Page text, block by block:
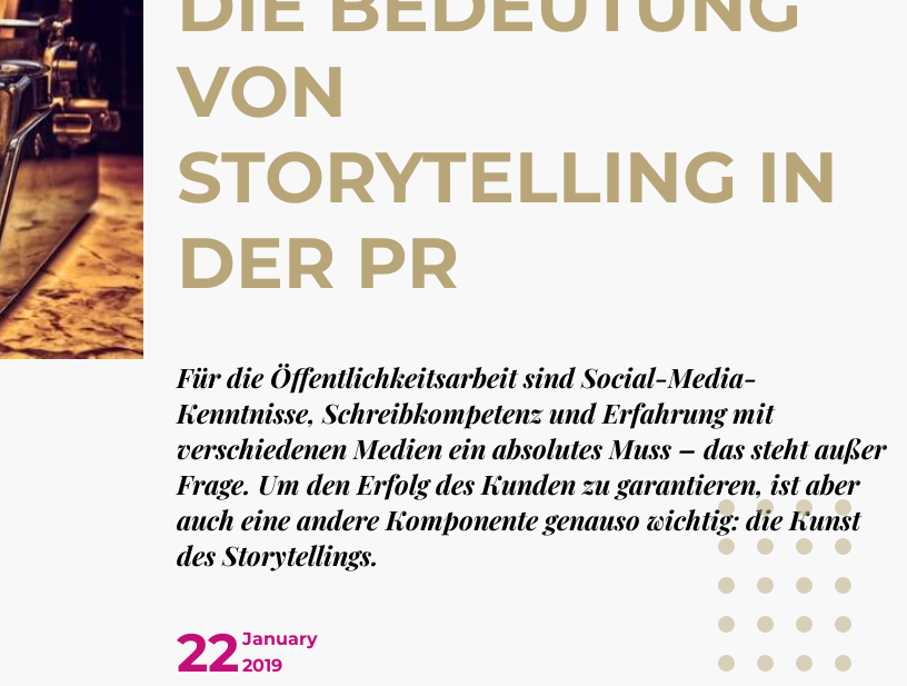
VON
STORYTELLING IN
DER PR
Für die Öffentlichkeitsarbeit sind Social-Media-
Kenntnisse, Schreibkompetenz und Erfahrung mit
verschiedenen Medien ein absolutes Muss – das steht außer
Frage. Um den Erfolg des Kunden zu garantieren, ist aber
auch eine andere Komponente genauso wichtig: die Kunst
des Storytellings.
22 January
2019